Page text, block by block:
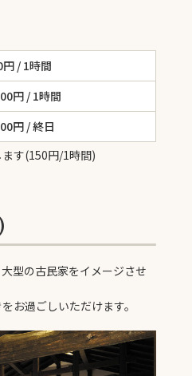
円 / 1時間
円 / 1時間
円 / 終日
す(150円/1時間)
型の古民家をイメージさせ
お過ごしいただけます。